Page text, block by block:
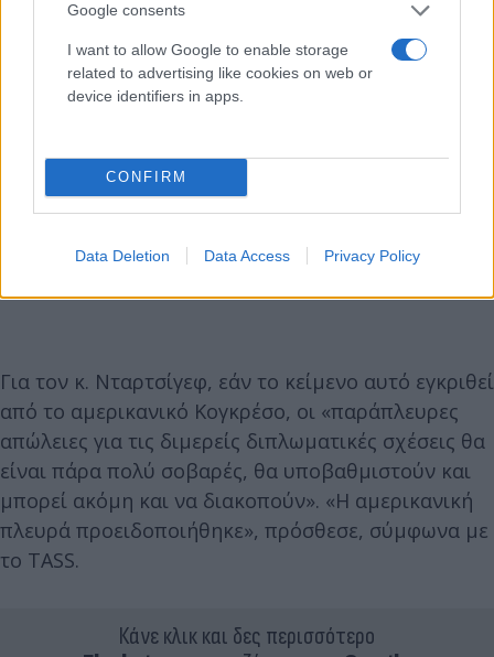
Google consents
I want to allow Google to enable storage
related to advertising like cookies on web or
device identifiers in apps.
CONFIRM
Data Deletion Data Access Privacy Policy
Για τον κ. Νταρτσίγεφ, εάν το κείμενο αυτό εγκριθεί
από το αμερικανικό Κογκρέσο, οι «παράπλευρες
απώλειες για τις διμερείς διπλωματικές σχέσεις θα
είναι πάρα πολύ σοβαρές, θα υποβαθμιστούν και
μπορεί ακόμη και να διακοπούν». «Η αμερικανική
πλευρά προειδοποιήθηκε», πρόσθεσε, σύμφωνα με
το TASS.
Κάνε κλικ και δες περισσότερο